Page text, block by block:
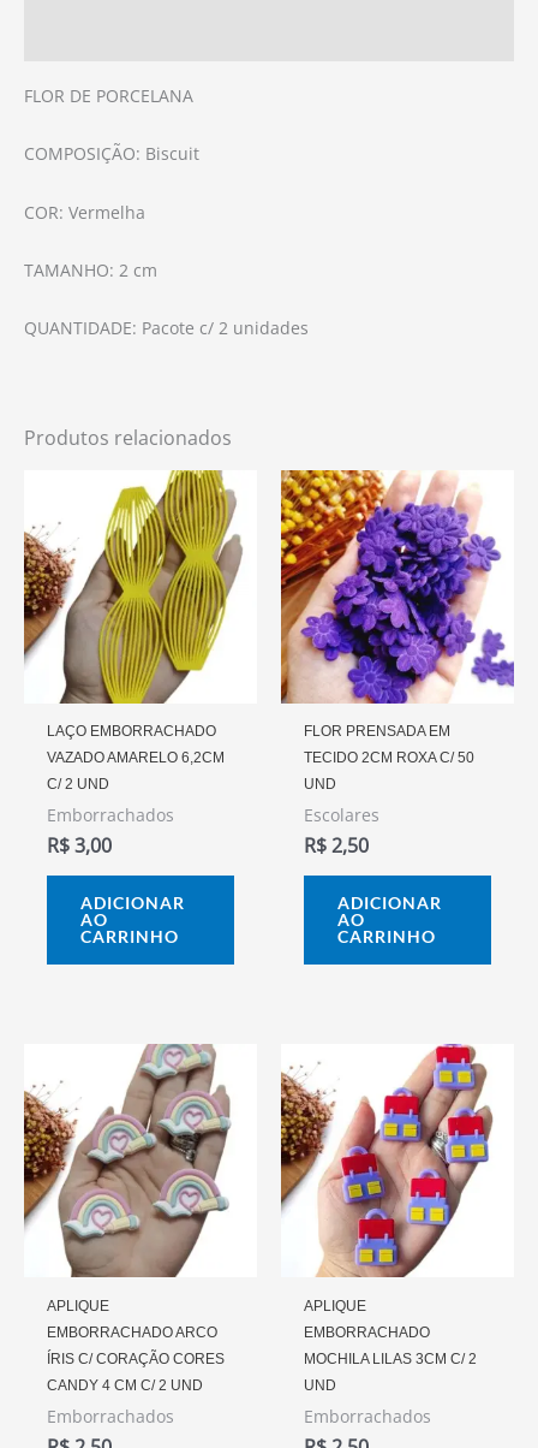
FLOR DE PORCELANA
COMPOSIÇÃO: Biscuit
COR: Vermelha
TAMANHO: 2 cm
QUANTIDADE: Pacote c/ 2 unidades
Produtos relacionados
LAÇO EMBORRACHADO
VAZADO AMARELO 6,2CM
C/ 2 UND
Emborrachados
R$3,00
ADICIONAR
AO
CARRINHO
FLOR PRENSADA EM
TECIDO 2CM ROXA C/ 50
UND
Escolares
R$2,50
ADICIONAR
AO
CARRINHO
APLIQUE
EMBORRACHADO ARCO
ÍRIS C/ CORAÇÃO CORES
CANDY 4 CM C/ 2 UND
Emborrachados
APLIQUE
EMBORRACHADO
MOCHILA LILAS 3CM C/ 2
UND
Emborrachados